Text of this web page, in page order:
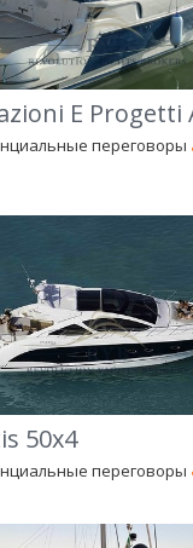
переговоры
50x4
переговоры